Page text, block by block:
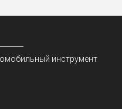
инструмент